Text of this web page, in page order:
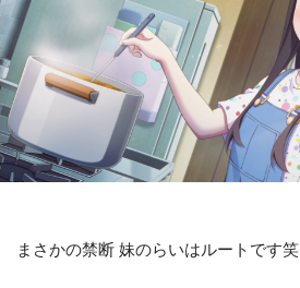
まさかの禁断 妹のらいはルートです笑